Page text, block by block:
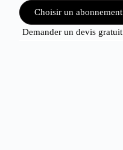
Choisir un abonnement
Demander un devis gratuit